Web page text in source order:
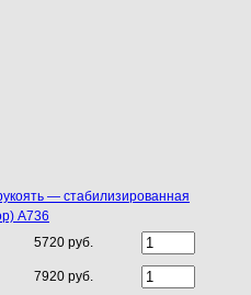
— стабилизированная
A736
5720 руб.
7920 руб.